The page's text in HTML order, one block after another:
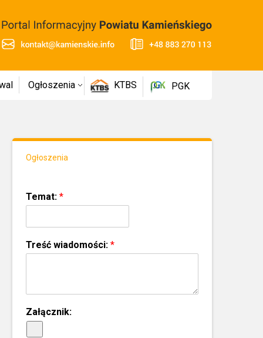
Ogłoszenia KTBS PGK
Ogłoszenia
Temat: *
Treść wiadomości: *
Załącznik: